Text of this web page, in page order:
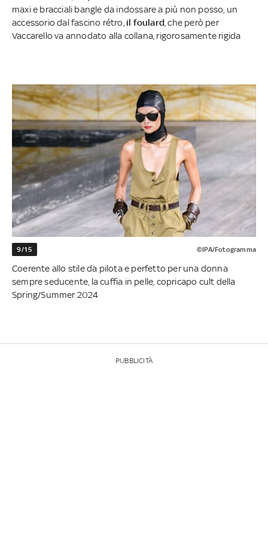
maxi e bracciali bangle da indossare a più non posso, un
accessorio dal fascino rétro, il foulard , che però per
Vaccarello va annodato alla collana, rigorosamente rigida
9/15 ©IPA/Fotogramma
Coerente allo stile da pilota e perfetto per una donna
sempre seducente, la cuffia in pelle, copricapo cult della
Spring/Summer 2024
PUBBLICITÀ